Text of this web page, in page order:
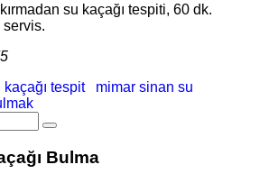
su kaçağı tespiti, 60 dk.
servis.
tespit
mimar sinan su
Bulma